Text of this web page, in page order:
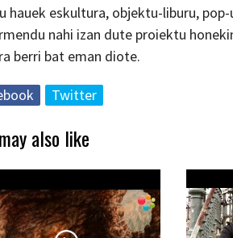
hauek eskultura, objektu-liburu,
nahi izan dute proiektu
berri bat eman diote.
Twitter
also like